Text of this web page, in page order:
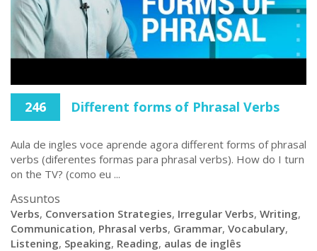
246 Different forms of Phrasal Verbs
Aula de ingles voce aprende agora different forms of phrasal
verbs (diferentes formas para phrasal verbs). How do I turn
on the TV? (como eu ...
Assuntos
Verbs, Conversation Strategies, Irregular Verbs, Writing,
Communication, Phrasal verbs, Grammar, Vocabulary,
Listening, Speaking, Reading, aulas de inglês